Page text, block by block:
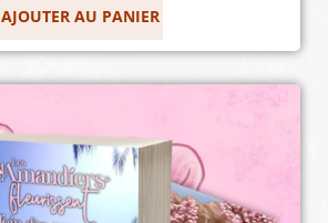
AJOUTER AU PANIER